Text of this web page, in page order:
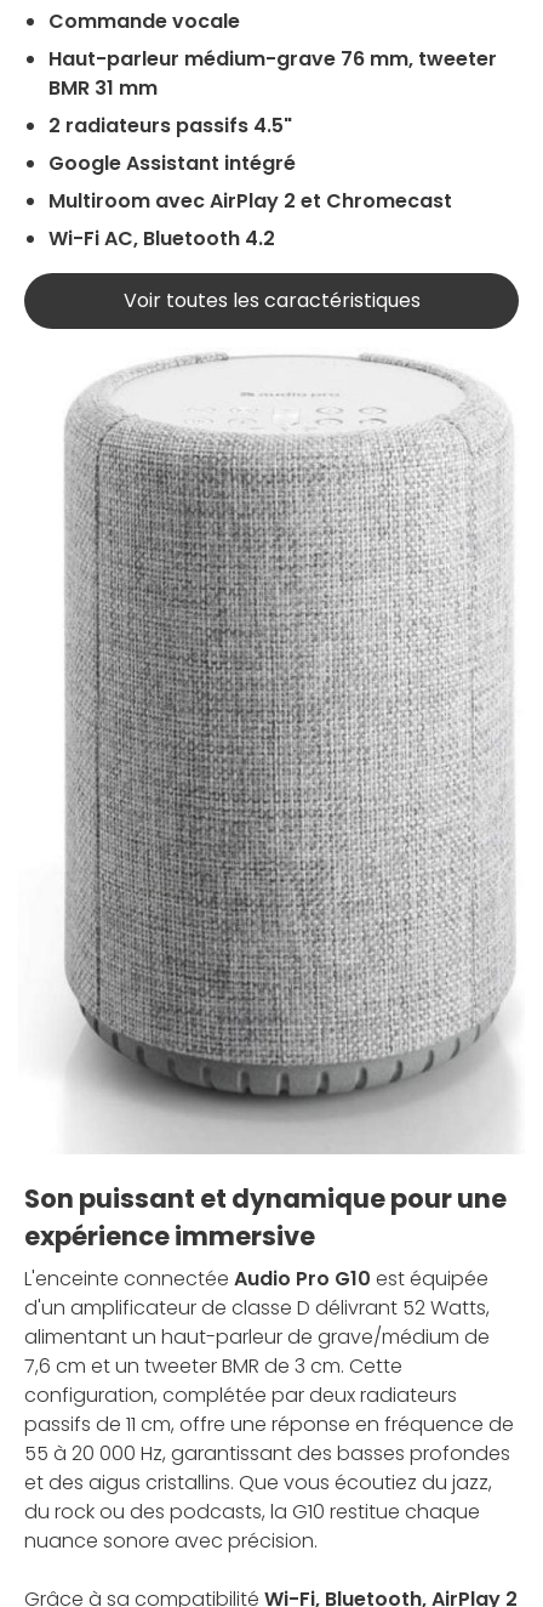
Commande vocale
Haut-parleur médium-grave 76 mm, tweeter
BMR 31 mm
2 radiateurs passifs 4.5"
Google Assistant intégré
Multiroom avec AirPlay 2 et Chromecast
Wi-Fi AC, Bluetooth 4.2
Voir toutes les caractéristiques
Son puissant et dynamique pour une
expérience immersive
L'enceinte connectée Audio Pro G10 est équipée
d'un amplificateur de classe D délivrant 52 Watts,
alimentant un haut-parleur de grave/médium de
7,6 cm et un tweeter BMR de 3 cm. Cette
configuration, complétée par deux radiateurs
passifs de 11 cm, offre une réponse en fréquence de
55 à 20 000 Hz, garantissant des basses profondes
et des aigus cristallins. Que vous écoutiez du jazz,
du rock ou des podcasts, la G10 restitue chaque
nuance sonore avec précision.
Grâce à sa compatibilité Wi-Fi, Bluetooth, AirPlay 2